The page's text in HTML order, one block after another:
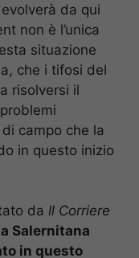
da qui
non è l’unica
situazione
che i tifosi del
risolversi il
campo che la
in questo inizio
da Il Corriere
Salernitana
in questo